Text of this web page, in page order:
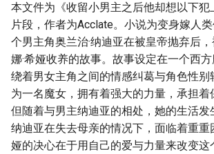
本文件为《收留小男主之后他却想以下犯
片段，作者为Acclate。小说为变身嫁人
个男主角奥兰治·纳迪亚在被皇帝抛弃后
娜·希娅收养的故事。故事设定在一个西
绕着男女主角之间的情感纠葛与角色性别
为一名魔女，拥有着强大的力量，承担着
但随着与男主纳迪亚的相处，她的生活发
纳迪亚在失去母亲的情况下，面临着重重
娅的决心在于用自己的爱与力量来改变这